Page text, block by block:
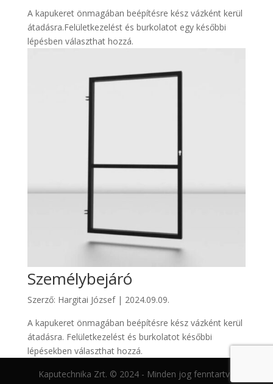
A kapukeret önmagában beépítésre kész vázként kerül
átadásra.Felületkezelést és burkolatot egy későbbi
lépésben választhat hozzá.
Személybejáró
Szerző: Hargitai József| 2024.09.09.
A kapukeret önmagában beépítésre kész vázként kerül
átadásra. Felületkezelést és burkolatot későbbi
lépésekben választhat hozzá.
Kaputechnika Zrt. © 2024 - Minden jog fenntartva